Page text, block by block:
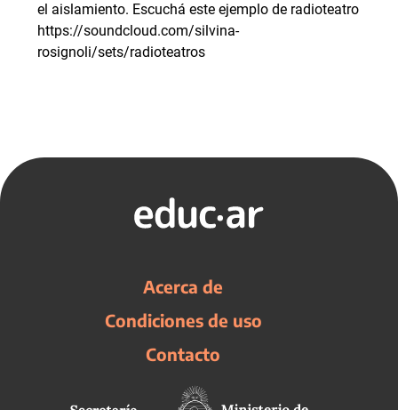
el aislamiento. Escuchá este ejemplo de radioteatro
https://soundcloud.com/silvina-
rosignoli/sets/radioteatros
Acerca de
Condiciones de uso
Contacto